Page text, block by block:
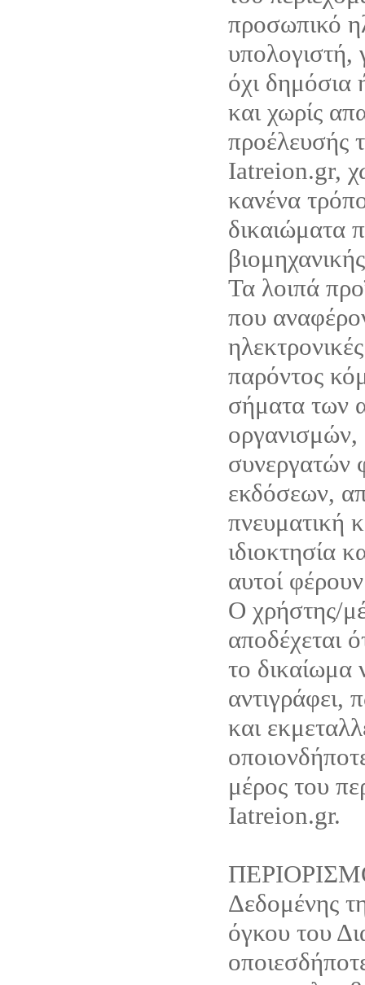
προσωπικό
υπολογιστή,
όχι δημόσια
και χωρίς
προέλευσής
Iatreion.gr,
κανένα
δικαιώματα
Τα λοιπά
που
παρόντος
σήματα των
οργανισμών,
συνεργατών
εκδόσεων,
πνευματική
ιδιοκτησία
αυτοί
Ο χρήστης/
αποδέχεται
το δικαίωμα
αντιγράφει,
και
μέρος του
Iatreion.gr.
Δεδομένης
όγκου του